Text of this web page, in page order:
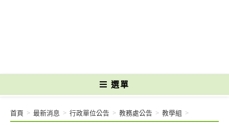
選單
首頁 > 最新消息 > 行政單位公告 > 教務處公告 > 教學組 >